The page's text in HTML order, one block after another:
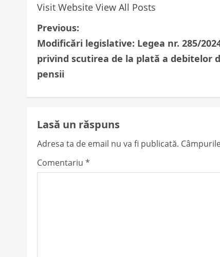
Visit Website View All Posts
P
o
s
t
n
a
v
Previous:
Modificări legislative: Legea nr. 285/
privind scutirea de la plată a debitelor
pensii
Lasă un răspuns
Adresa ta de email nu va fi publicată.
Comentariu *